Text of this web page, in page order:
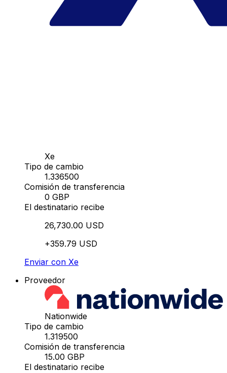
Xe
Tipo de cambio
1.336500
Comisión de transferencia
0 GBP
El destinatario recibe
26,730.00 USD
+359.79 USD
Enviar con Xe
Proveedor
Nationwide
Tipo de cambio
1.319500
Comisión de transferencia
15.00 GBP
El destinatario recibe